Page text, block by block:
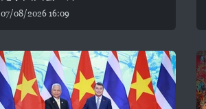
07/08/2026 16:09